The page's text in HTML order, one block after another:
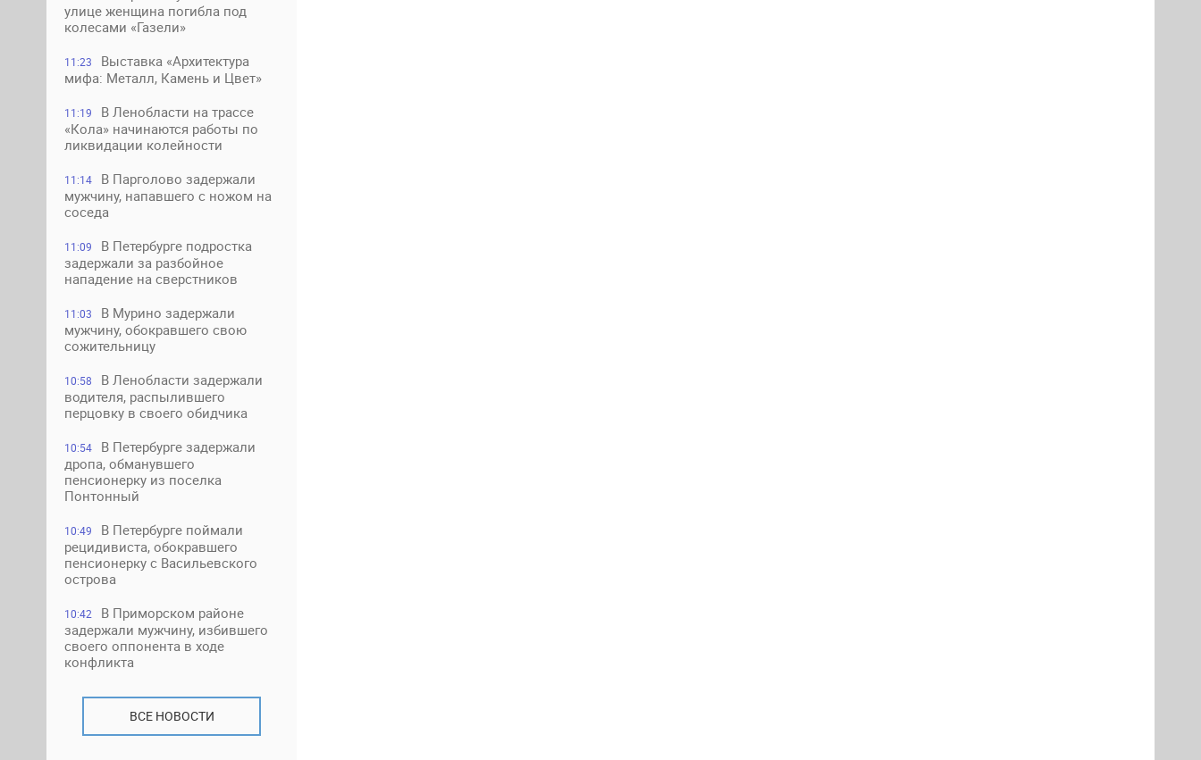
улице женщина погибла под
колесами «Газели»
11:23
Выставка «Архитектура
мифа: Металл, Камень и Цвет»
11:19
В Ленобласти на трассе
«Кола» начинаются работы по
ликвидации колейности
11:14
В Парголово задержали
мужчину, напавшего с ножом на
соседа
11:09
В Петербурге подростка
задержали за разбойное
нападение на сверстников
11:03
В Мурино задержали
мужчину, обокравшего свою
сожительницу
10:58
В Ленобласти задержали
водителя, распылившего
перцовку в своего обидчика
10:54
В Петербурге задержали
дропа, обманувшего
пенсионерку из поселка
Понтонный
10:49
В Петербурге поймали
рецидивиста, обокравшего
пенсионерку с Васильевского
острова
10:42
В Приморском районе
задержали мужчину, избившего
своего оппонента в ходе
конфликта
ВСЕ НОВОСТИ